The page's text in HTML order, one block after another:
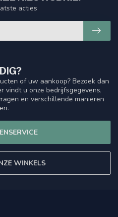
of uw aankoop? Bezoek dan
vindt u onze bedrijfsgegevens,
en verschillende manieren
WINKELS
acties